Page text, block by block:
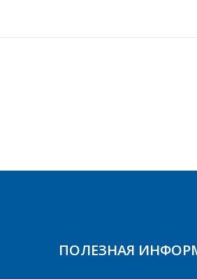
ПОЛЕЗНАЯ